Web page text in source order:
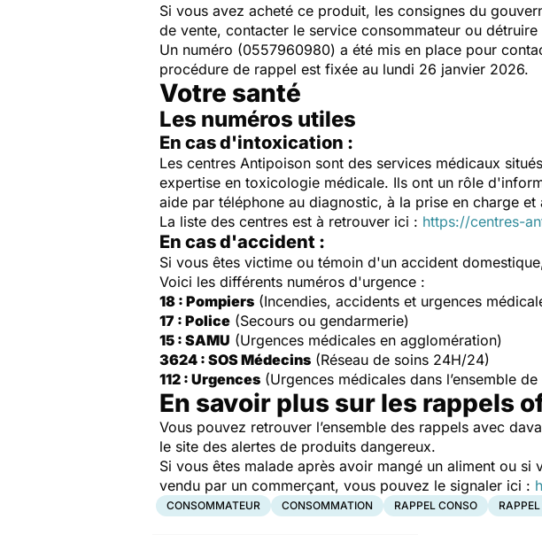
Si vous avez acheté ce produit, les consignes du
de vente, contacter le service consommateur ou
Un numéro (0557960980) a été mis en place pour
procédure de rappel est fixée au lundi 26 janvier 2026.
Votre santé
Les numéros utiles
En cas d'intoxication :
Les centres Antipoison sont des services médicaux
expertise en toxicologie médicale. Ils ont un rôle
aide par téléphone au diagnostic, à la prise en charge
La liste des centres est à retrouver ici : https://centres-
En cas d'accident :
Si vous êtes victime ou témoin d'un accident
Voici les différents numéros d'urgence :
18 : Pompiers (Incendies, accidents et urgences
17 : Police (Secours ou gendarmerie)
15 : SAMU (Urgences médicales en agglomération)
3624 : SOS Médecins (Réseau de soins 24H/24)
112 : Urgences (Urgences médicales dans l’ensemble de
En savoir plus sur les rappels
Vous pouvez retrouver l’ensemble des rappels avec
le site des alertes de produits dangereux.
Si vous êtes malade après avoir mangé un aliment ou
vendu par un commerçant, vous pouvez le signaler ici :
CONSOMMATEUR CONSOMMATION RAPPEL CONSO